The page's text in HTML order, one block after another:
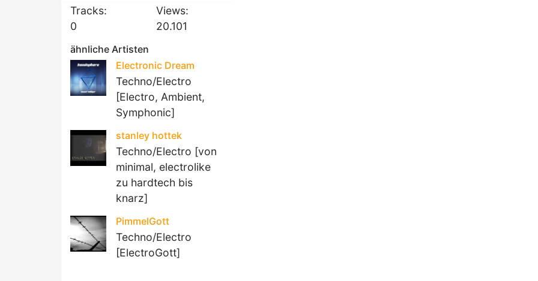
Tracks:
0
Views:
20.101
ähnliche Artisten
Electronic Dream
Techno/Electro
[Electro, Ambient,
Symphonic]
stanley hottek
Techno/Electro [von
minimal, electrolike
zu hardtech bis
knarz]
PimmelGott
Techno/Electro
[ElectroGott]